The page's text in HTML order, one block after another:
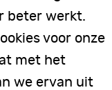
beter werkt.
voor onze
met het
we ervan uit